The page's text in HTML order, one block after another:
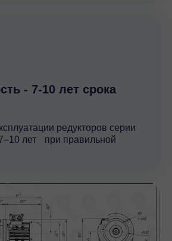
- 7-10 лет срока
редукторов серии
лет при правильной